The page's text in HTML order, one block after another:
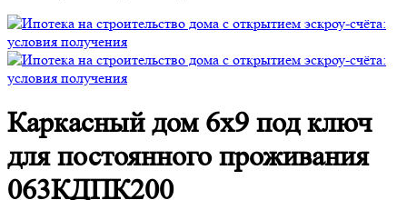
Каркасный дом 6х9 под ключ
для постоянного проживания
063КДПК200